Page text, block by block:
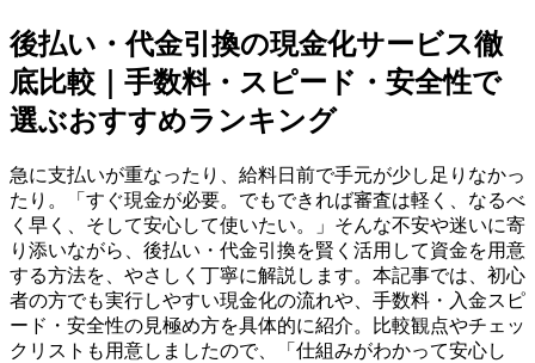
後払い・代金引換の現金化サービス徹
底比較｜手数料・スピード・安全性で
選ぶおすすめランキング
急に支払いが重なったり、給料日前で手元が少し足りなかっ
たり。「すぐ現金が必要。でもできれば審査は軽く、なるべ
く早く、そして安心して使いたい。」そんな不安や迷いに寄
り添いながら、後払い・代金引換を賢く活用して資金を用意
する方法を、やさしく丁寧に解説します。本記事では、初心
者の方でも実行しやすい現金化の流れや、手数料・入金スピ
ード・安全性の見極め方を具体的に紹介。比較観点やチェッ
クリストも用意しましたので、「仕組みがわかって安心し